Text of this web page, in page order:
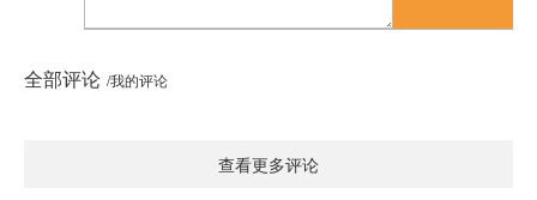
全部评论 /我的评论
查看更多评论